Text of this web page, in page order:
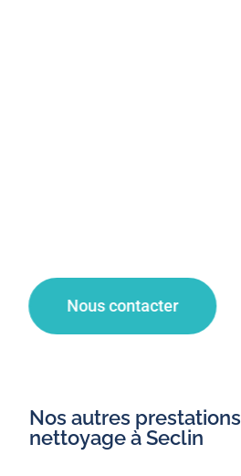
Nous contacter
Nos autres
nettoyage à Seclin